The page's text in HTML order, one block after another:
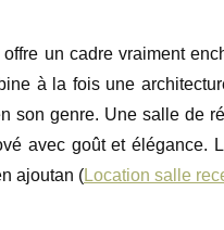
un cadre vraiment
à la fois une
son genre. Une salle de
avec goût et élégance.
ajoutan (Location salle